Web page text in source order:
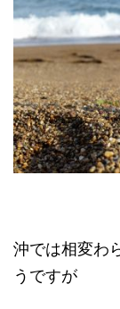
沖では相変わ
うですが